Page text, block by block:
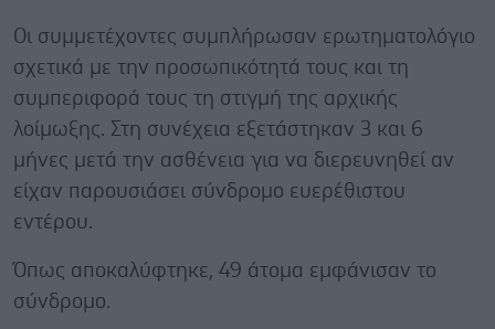
Οι συμμετέχοντες συμπλήρωσαν ερωτηματολόγιο
σχετικά με την προσωπικότητά τους και τη
συμπεριφορά τους τη στιγμή της αρχικής
λοίμωξης. Στη συνέχεια εξετάστηκαν 3 και 6
μήνες μετά την ασθένεια για να διερευνηθεί αν
είχαν παρουσιάσει σύνδρομο ευερέθιστου
εντέρου.
Όπως αποκαλύφτηκε, 49 άτομα εμφάνισαν το
σύνδρομο.